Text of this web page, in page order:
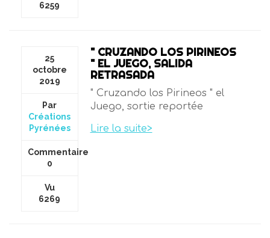
6259
25
octobre
2019
Par
Créations
Pyrénées
Commentaire
0
Vu
6269
" CRUZANDO LOS PIRINEOS
" EL JUEGO, SALIDA
RETRASADA
" Cruzando los Pirineos " el
Juego, sortie reportée
Lire la suite>